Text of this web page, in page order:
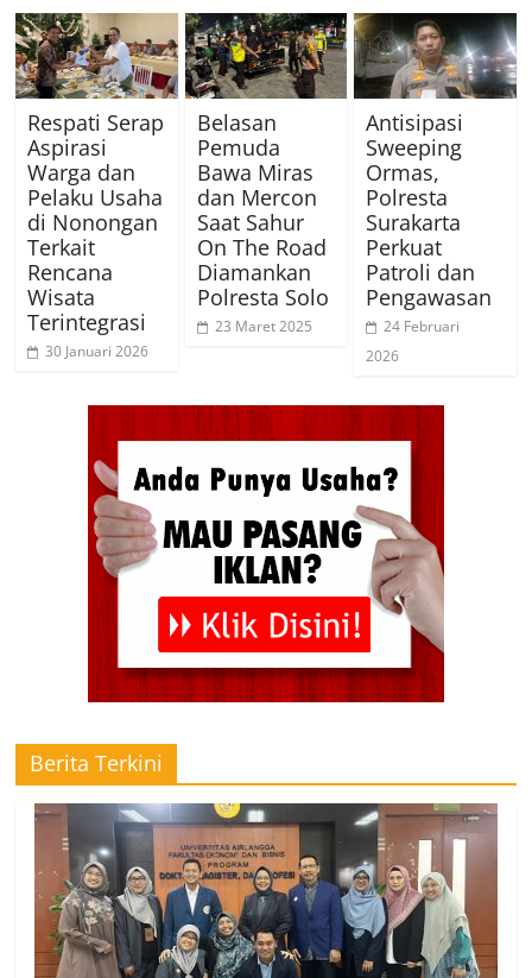
Respati Serap
Aspirasi
Warga dan
Pelaku Usaha
di Nonongan
Terkait
Rencana
Wisata
Terintegrasi
30 Januari 2026
Belasan
Pemuda
Bawa Miras
dan Mercon
Saat Sahur
On The Road
Diamankan
Polresta Solo
23 Maret 2025
Antisipasi
Sweeping
Ormas,
Polresta
Surakarta
Perkuat
Patroli dan
Pengawasan
24 Februari
2026
Berita Terkini